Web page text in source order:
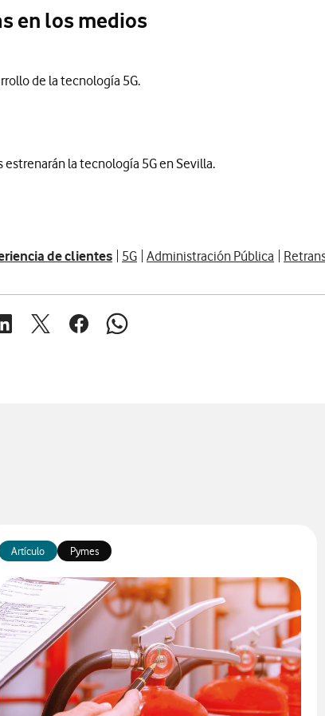
en los medios
de la tecnología 5G.
estrenarán la tecnología 5G en Sevilla.
de clientes 5G Administración Pública
para compartir en mail
Abrir ventana para compartir en linkedin
Abrir ventana para compartir en twitter
Abrir ventana para compartir en facebook
Abrir ventana para compartir en
Artículo Pymes